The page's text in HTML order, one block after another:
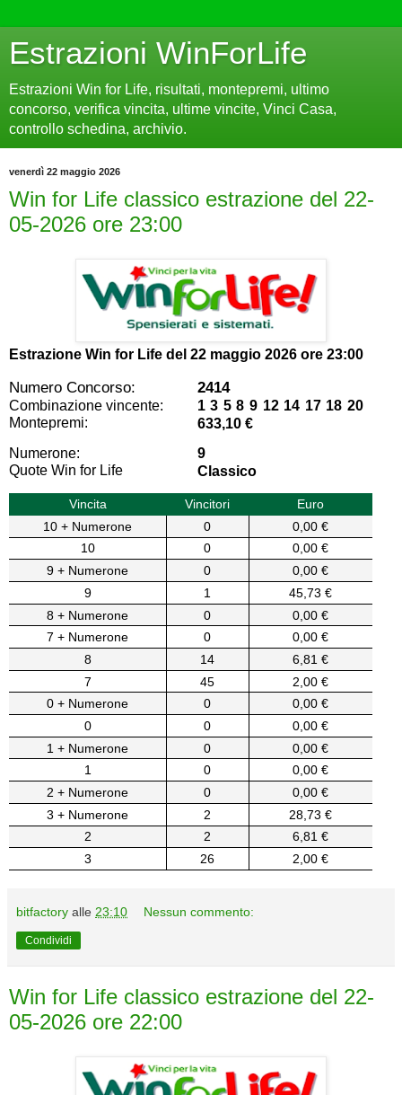
Estrazioni WinForLife
Estrazioni Win for Life, risultati, montepremi, ultimo
concorso, verifica vincita, ultime vincite, Vinci Casa,
controllo schedina, archivio.
venerdì 22 maggio 2026
Win for Life classico estrazione del 22-
05-2026 ore 23:00
Estrazione Win for Life del 22 maggio 2026 ore 23:00
Numero Concorso: 2414
Combinazione vincente:
1 3 5 8 9 12 14 17 18 20
Montepremi:
633,10 €
Numerone:
9
Quote Win for Life
Classico
Vincita Vincitori
Euro
10 + Numerone
0
0,00 €
10
0
0,00 €
9 + Numerone
0
0,00 €
9
1
45,73 €
8 + Numerone
0
0,00 €
7 + Numerone
0
0,00 €
8
14
6,81 €
7
45
2,00 €
0 + Numerone
0
0,00 €
0
0
0,00 €
1 + Numerone
0
0,00 €
1
0
0,00 €
2 + Numerone
0
0,00 €
3 + Numerone
2
28,73 €
2
2
6,81 €
3
26 2,00 €
bitfactory alle 23:10 Nessun commento:
Condividi
Win for Life classico estrazione del 22-
05-2026 ore 22:00